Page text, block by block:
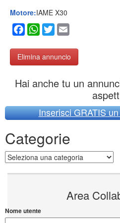
Motore:IAME X30
Facebook
WhatsApp
Twitter
Elimina annuncio
Hai anche tu un
Inserisci GRATIS
Categorie
Categorie
Area
Nome utente